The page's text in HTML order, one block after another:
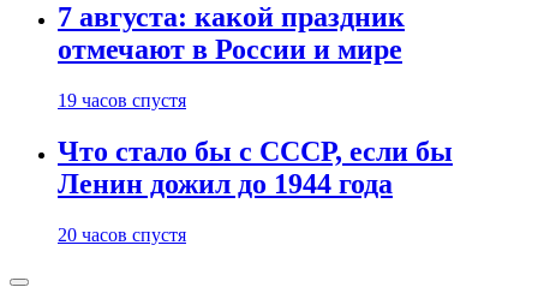
7 августа: какой праздник
отмечают в России и мире
19 часов спустя
Что стало бы с СССР, если бы
Ленин дожил до 1944 года
20 часов спустя